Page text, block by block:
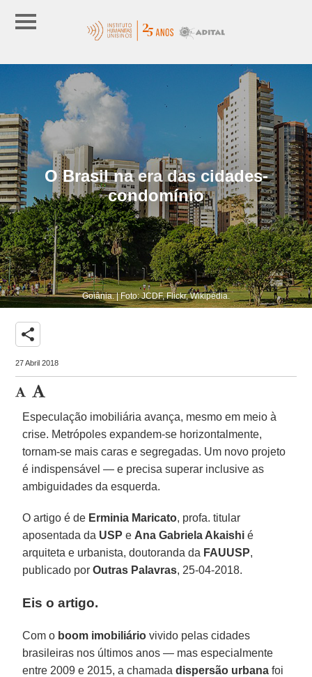
O Brasil na era das cidades-
condomínio
Goiânia. | Foto: JCDF, Flickr, Wikipédia.
share
27 Abril 2018
Especulação imobiliária avança, mesmo em meio à
crise. Metrópoles expandem-se horizontalmente,
tornam-se mais caras e segregadas. Um novo projeto
é indispensável — e precisa superar inclusive as
ambiguidades da esquerda.
O artigo é de Erminia Maricato, profa. titular
aposentada da USP e Ana Gabriela Akaishi é
arquiteta e urbanista, doutoranda da FAUUSP,
publicado porOutras Palavras, 25-04-2018.
Eis o artigo.
Com o boom imobiliário vivido pelas cidades
brasileiras nos últimos anos — mas especialmente
entre 2009 e 2015, a chamadadispersão urbana foi